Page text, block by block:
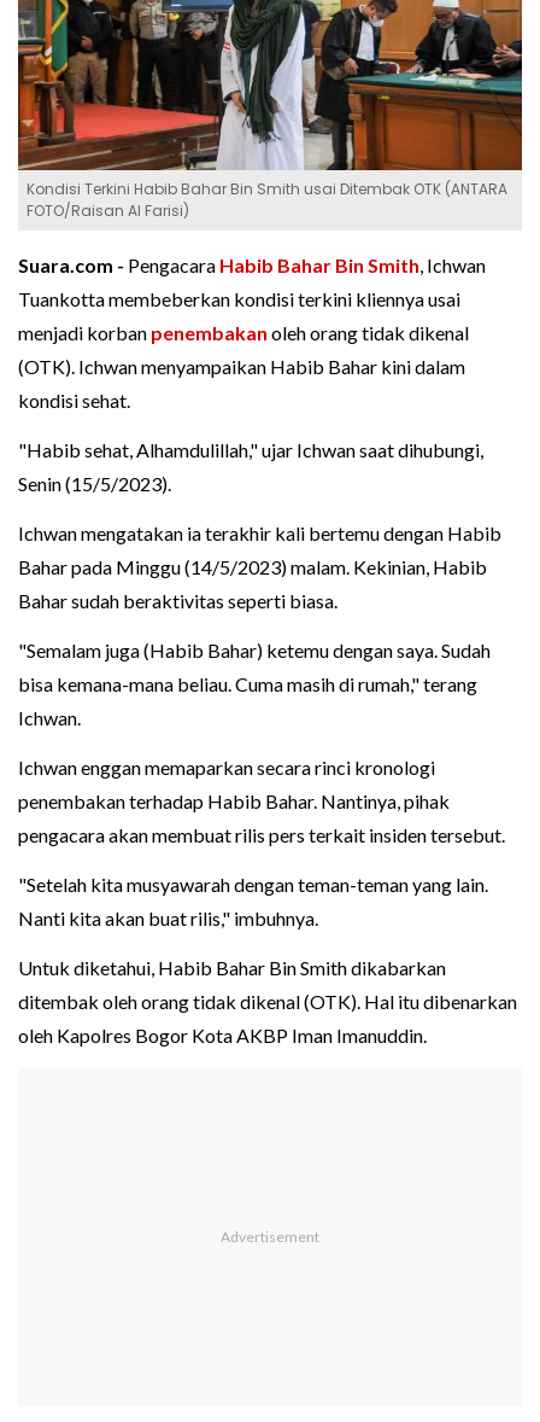
Kondisi Terkini Habib Bahar Bin Smith usai Ditembak OTK (ANTARA
FOTO/Raisan Al Farisi)
Suara.com - Pengacara Habib Bahar Bin Smith, Ichwan
Tuankotta membeberkan kondisi terkini kliennya usai
menjadi korban penembakan oleh orang tidak dikenal
(OTK). Ichwan menyampaikan Habib Bahar kini dalam
kondisi sehat.
"Habib sehat, Alhamdulillah," ujar Ichwan saat dihubungi,
Senin (15/5/2023).
Ichwan mengatakan ia terakhir kali bertemu dengan Habib
Bahar pada Minggu (14/5/2023) malam. Kekinian, Habib
Bahar sudah beraktivitas seperti biasa.
"Semalam juga (Habib Bahar) ketemu dengan saya. Sudah
bisa kemana-mana beliau. Cuma masih di rumah," terang
Ichwan.
Ichwan enggan memaparkan secara rinci kronologi
penembakan terhadap Habib Bahar. Nantinya, pihak
pengacara akan membuat rilis pers terkait insiden tersebut.
"Setelah kita musyawarah dengan teman-teman yang lain.
Nanti kita akan buat rilis," imbuhnya.
Untuk diketahui, Habib Bahar Bin Smith dikabarkan
ditembak oleh orang tidak dikenal (OTK). Hal itu dibenarkan
oleh Kapolres Bogor Kota AKBP Iman Imanuddin.